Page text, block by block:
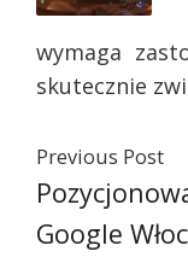
wymaga
skutecznie
Previous Post
Google